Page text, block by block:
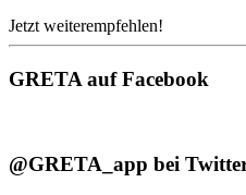
Jetzt weiterempfehlen!
GRETA auf Facebook
@GRETA_app bei